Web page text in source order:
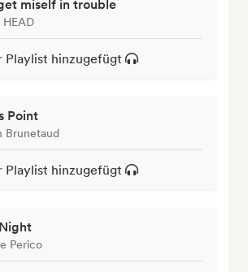
miself in trouble
Playlist hinzugefügt
Point
Brunetaud
Playlist hinzugefügt
Perico